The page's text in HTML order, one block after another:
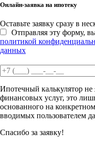
Онлайн-заявка на ипотеку
Оставьте заявку сразу в
Отправляя эту форму,
политикой
данных
Ипотечный калькулятор не
финансовых услуг, это
основанного на
вводимых пользователем
Спасибо за заявку!